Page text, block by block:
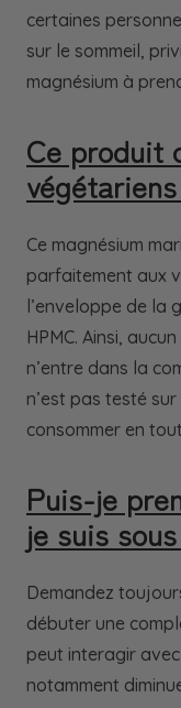
certaines
sur le sommeil,
magnésium à
Ce produit
Ce magnésium
parfaitement aux
l’enveloppe de la
HPMC. Ainsi,
n’entre dans la
n’est pas testé
consommer en
Puis-je
je suis
Demandez
débuter une
peut interagir
notamment